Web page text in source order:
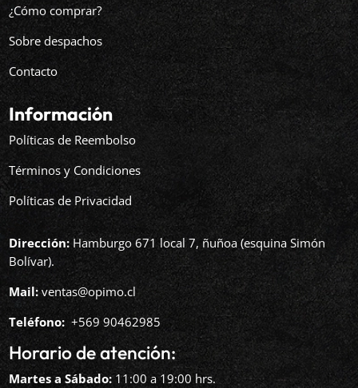
¿Cómo comprar?
Sobre despachos
Contacto
Información
Políticas de Reembolso
Términos y Condiciones
Políticas de Privacidad
Dirección: Hamburgo 671 local 7, ñuñoa (esquina Simón
Bolívar).
Mail: ventas@opimo.cl
Teléfono: ‪+569 90462985‬
Horario de atención:
Martes a Sábado:11:00 a 19:00 hrs.